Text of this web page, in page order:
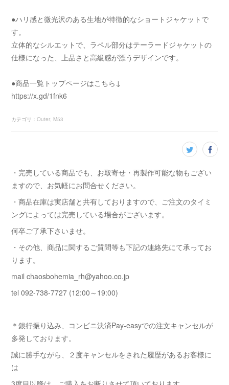
●ハリ感と微光沢のある生地が特徴的なショートジャケットで
す。
立体的なシルエットで、ラペル部分はテーラードジャケットの
仕様になった、上品さと高級感が漂うデザインです。
●商品一覧トップページはこちら↓
https://x.gd/1fnk6
カテゴリ ：Outer M53
・完売している商品でも、お取寄せ・再製作可能な物もござい
ますので、お気軽にお問合せください。
・商品在庫は実店舗と共有しておりますので、ご注文のタイミ
ングによっては完売している場合がございます。
何卒ご了承下さいませ。
・その他、商品に関するご質問等も下記の連絡先にて承ってお
ります。
mail chaosbohemia_rh@yahoo.co.jp
tel 092-738-7727 (12:00～19:00)
＊銀行振り込み、コンビニ決済Pay-easyでの注文キャンセルが
多発しております。
誠に勝手ながら、２度キャンセルをされた履歴があるお客様に
は